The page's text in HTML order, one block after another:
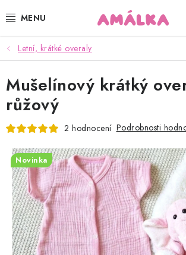
na
KOJENECKÉ, DĚTSKÉ OBLEČENÍ
ČEPICE, RUKAVICE, NÁKRČNÍKY
OSUŠKY, BRYNDÁKY, DEKY, DOPLŇKY
POUKAZY
KONTAKTY
HODNOCENÍ OBCHODU
Letní, krátké overaly
Mušelínový krátký
růžový
2 hodnocení Podrobnosti
Novinka